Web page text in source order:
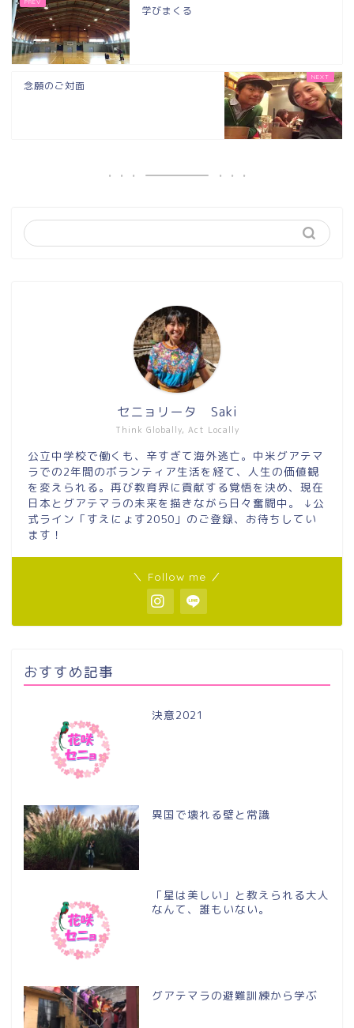
学びまくる
念願のご対面
Think Globally, Act Locally
セニョリータ Saki
公立中学校で働くも、辛すぎて海外逃亡。中米グアテマ
ラでの2年間のボランティア生活を経て、人生の価値観
を変えられる。再び教育界に貢献する覚悟を決め、現在
日本とグアテマラの未来を描きながら日々奮闘中。 ↓公
式ライン「すえにょす2050」のご登録、お待ちしてい
ます！
＼ Follow me ／
おすすめ記事
決意2021
異国で壊れる壁と常識
「星は美しい」と教えられる大人
なんて、誰もいない。
グアテマラの避難訓練から学ぶ